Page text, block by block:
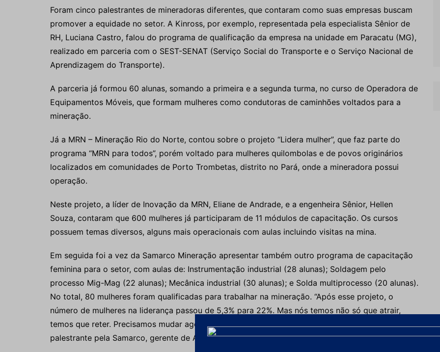
Foram cinco palestrantes de mineradoras diferentes, que contaram como suas empresas buscam
promover a equidade no setor. A Kinross, por exemplo, representada pela especialista Sênior de
RH, Luciana Castro, falou do programa de qualificação da empresa na unidade em Paracatu (MG),
realizado em parceria com o SEST-SENAT (Serviço Social do Transporte e o Serviço Nacional de
Aprendizagem do Transporte).
A parceria já formou 60 alunas, somando a primeira e a segunda turma, no curso de Operadora de
Equipamentos Móveis, que formam mulheres como condutoras de caminhões voltados para a
mineração.
Já a MRN – Mineração Rio do Norte, contou sobre o projeto “Lidera mulher”, que faz parte do
programa “MRN para todos”, porém voltado para mulheres quilombolas e de povos originários
localizados em comunidades de Porto Trombetas, distrito no Pará, onde a mineradora possui
operação.
Neste projeto, a líder de Inovação da MRN, Eliane de Andrade, e a engenheira Sênior, Hellen
Souza, contaram que 600 mulheres já participaram de 11 módulos de capacitação. Os cursos
possuem temas diversos, alguns mais operacionais com aulas incluindo visitas na mina.
Em seguida foi a vez da Samarco Mineração apresentar também outro programa de capacitação
feminina para o setor, com aulas de: Instrumentação industrial (28 alunas); Soldagem pelo
processo Mig-Mag (22 alunas); Mecânica industrial (30 alunas); e Solda multiprocesso (20 alunas).
No total, 80 mulheres foram qualificadas para trabalhar na mineração. “Após esse projeto, o
número de mulheres na liderança passou de 5,3% para 22%. Mas nós temos não só que atrair,
temos que reter. Precisamos mudar agora para a retenção de mulheres no setor”, destacou a
palestrante pela Samarco, gerente de Atração e Desenvolvimento, Adriana França.